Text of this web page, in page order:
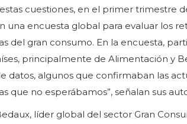
cuestiones, en el primer trimestre
una encuesta global para evaluar los
del gran consumo. En la encuesta,
principalmente de Alimentación y
datos, algunos que confirmaban las
que no esperábamos”, señalan sus
líder global del sector Gran